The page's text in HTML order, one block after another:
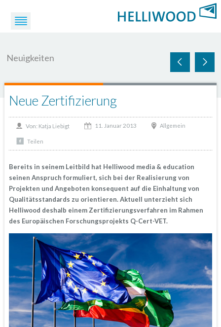
Neuigkeiten
Neue Zertifizierung
Von: Katja Liebigt 11. Januar 2013 Allgemein
Teilen
Bereits in seinem Leitbild hat Helliwood media & education
seinen Anspruch formuliert, sich bei der Realisierung von
Projekten und Angeboten konsequent auf die Einhaltung von
Qualitätsstandards zu orientieren. Aktuell unterzieht sich
Helliwood deshalb einem Zertifizierungsverfahren im Rahmen
des Europäischen Forschungsprojekts Q-Cert-VET.